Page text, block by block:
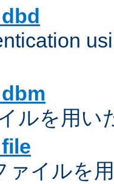
ルを用い
ァイルを